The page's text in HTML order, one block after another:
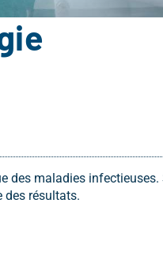
des maladies
des résultats.